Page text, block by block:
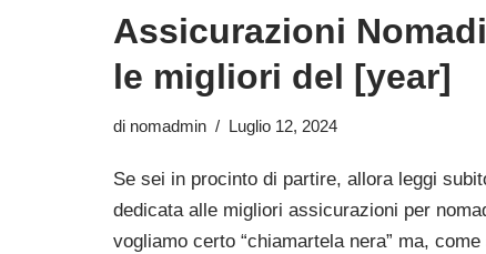
Assicurazioni
le migliori del [year]
di nomadmin Luglio 12, 2024
Se sei in procinto di partire, allora leggi
dedicata alle migliori assicurazioni per
vogliamo certo “chiamartela nera” ma,